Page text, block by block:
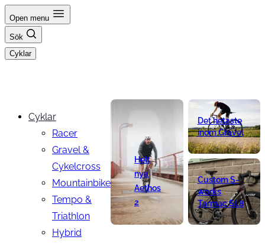
Hoppa
till
innehåll
Open menu
Sök
Cyklar
Cyklar
Racer
Gravel &
Cykelcross
Mountainbike
Tempo &
Triathlon
Hybrid
Helt
nya
Aethos
2
Det hetaste
inom Gravel
Custom S-
works
Tarmac SL8